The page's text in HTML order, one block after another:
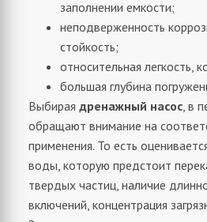
заполнении емкости;
неподверженность
стойкость;
относительная легкость,
большая глубина
Выбирая дренажный насос, в
обращают внимание на
применения. То есть
воды, которую предстоит
твердых частиц, наличие
включений, концентрация